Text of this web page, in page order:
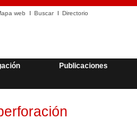
web Buscar Directorio
Publicaciones